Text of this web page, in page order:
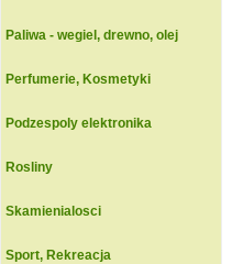
Paliwa - wegiel, drewno, olej
Perfumerie, Kosmetyki
Podzespoly elektronika
Rosliny
Skamienialosci
Sport, Rekreacja